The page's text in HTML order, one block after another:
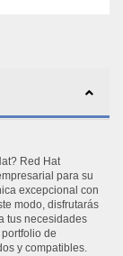
Red Hat
para su
excepcional con
modo, disfrutarás
tus necesidades
de
y compatibles.